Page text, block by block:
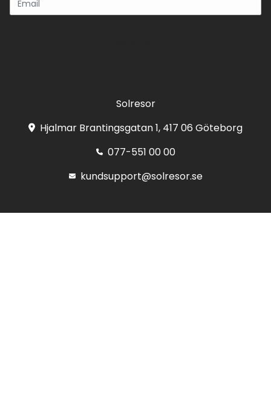
Solresor
Hjalmar Brantingsgatan 1, 417 06 Göteborg
077-551 00 00
kundsupport@solresor.se